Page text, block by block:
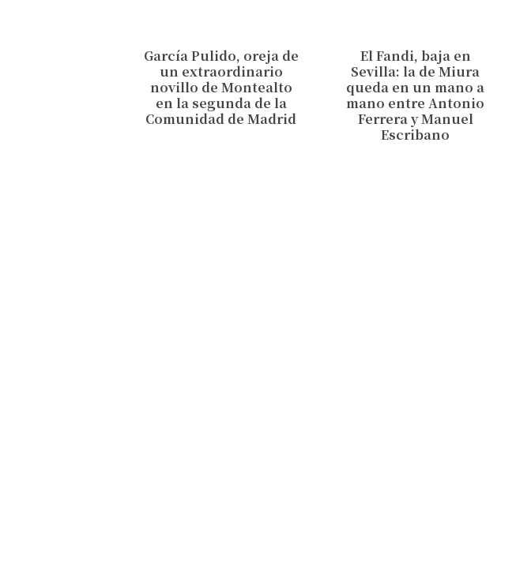
García Pulido, oreja de
un extraordinario
novillo de Montealto
en la segunda de la
Comunidad de Madrid
El Fandi, baja en
Sevilla: la de Miura
queda en un mano a
mano entre Antonio
Ferrera y Manuel
Escribano